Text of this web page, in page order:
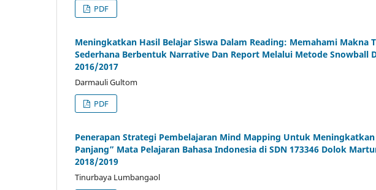
PDF
Meningkatkan Hasil Belajar Siswa Dalam Reading: Memahami Makna
Sederhana Berbentuk Narrative Dan Report Melalui Metode Snowball
2016/2017
Darmauli Gultom
PDF
Penerapan Strategi Pembelajaran Mind Mapping Untuk Meningkatkan
Panjang” Mata Pelajaran Bahasa Indonesia di SDN 173346 Dolok
2018/2019
Tinurbaya Lumbangaol